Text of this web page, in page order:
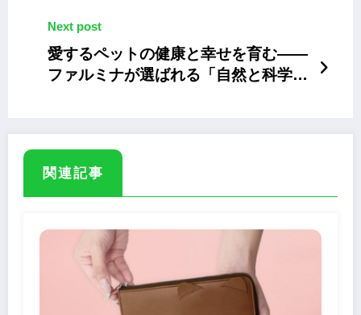
Next post
愛するペットの健康と幸せを育む――
ファルミナが選ばれる「自然と科学」
関連記事